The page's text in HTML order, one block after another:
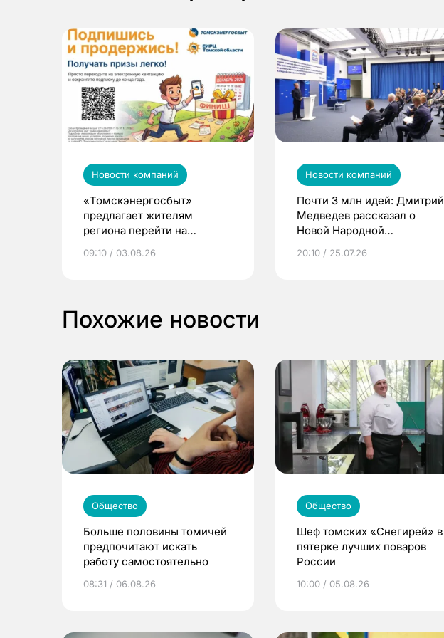
Новости компаний
«Томскэнергосбыт»
предлагает жителям
региона перейти на
выиграть призы
09:10 / 03.08.26
Новости компаний
Почти 3 млн идей: Дмитрий
Медведев рассказал о
Новой Народной
20:10 / 25.07.26
Похожие новости
Общество
Больше половины томичей
предпочитают искать
работу самостоятельно
08:31 / 06.08.26
Общество
Шеф томских «Снегирей» в
пятерке лучших поваров
России
10:00 / 05.08.26